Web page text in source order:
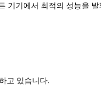
기기에서 최적의 성능을 발
고 있습니다.